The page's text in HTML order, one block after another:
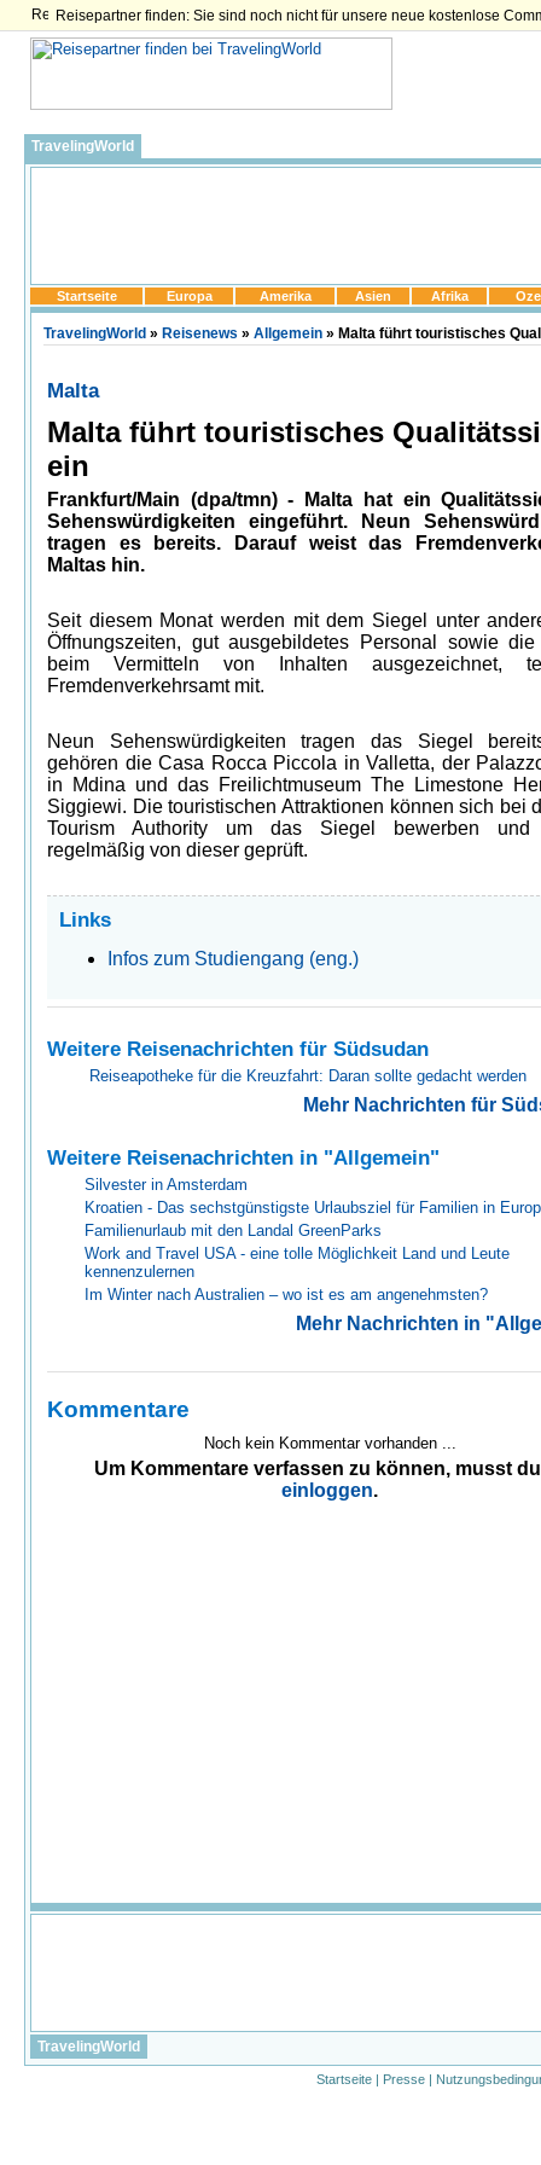
Reisepartner finden: Sie sind noch nicht für unsere neue kostenlose
TravelingWorld
Startseite Europa Amerika Asien Afrika
TravelingWorld » Reisenews » Allgemein » Malta führt touristisches
Malta
Malta führt touristisches
ein
Frankfurt/Main (dpa/tmn) - Malta hat ein
Sehenswürdigkeiten eingeführt. Neun
tragen es bereits. Darauf weist das
Maltas hin.
Seit diesem Monat werden mit dem Siegel unter
Öffnungszeiten, gut ausgebildetes Personal sowie die
beim Vermitteln von Inhalten ausgezeichnet,
Fremdenverkehrsamt mit.
Neun Sehenswürdigkeiten tragen das Siegel
gehören die Casa Rocca Piccola in Valletta, der
in Mdina und das Freilichtmuseum The Limestone
Siggiewi. Die touristischen Attraktionen können sich bei
Tourism Authority um das Siegel bewerben und
regelmäßig von dieser geprüft.
Links
Infos zum Studiengang (eng.)
Weitere Reisenachrichten für Südsudan
Reiseapotheke für die Kreuzfahrt: Daran sollte gedacht werden
Mehr Nachrichten für
Weitere Reisenachrichten in "Allgemein"
Silvester in Amsterdam
Kroatien - Das sechstgünstigste Urlaubsziel für Familien in
Familienurlaub mit den Landal GreenParks
Work and Travel USA - eine tolle Möglichkeit Land und Leute
kennenzulernen
Im Winter nach Australien – wo ist es am angenehmsten?
Mehr Nachrichten in
Kommentare
Noch kein Kommentar vorhanden ...
Um Kommentare verfassen zu können, musst
einloggen.
TravelingWorld
Startseite | Presse |